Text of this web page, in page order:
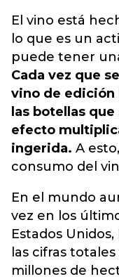
El vino está
lo que es un
puede tener
Cada vez que
vino de edición
las botellas
efecto
ingerida. A
consumo del
En el mundo
vez en los
Estados
las cifras
millones de